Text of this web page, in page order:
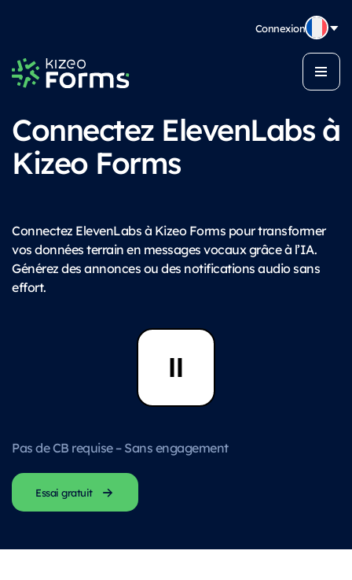
Connexion
Connectez ElevenLabs à
Kizeo Forms
Connectez ElevenLabs à Kizeo Forms pour transformer
vos données terrain en messages vocaux grâce à l’IA.
Générez des annonces ou des notifications audio sans
effort.
Pas de CB requise – Sans engagement
Essai gratuit